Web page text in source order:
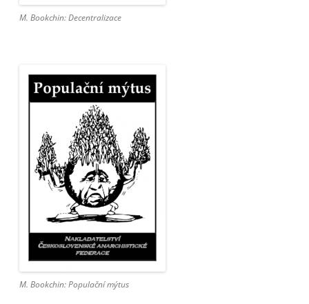
M. Bookchin: Decentralizace
M. Bookchin: Populační mýtus